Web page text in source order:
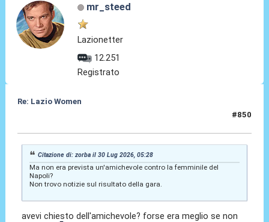
mr_steed
Lazionetter
12.251
Registrato
Re: Lazio Women
#850
Citazione di: zorba il 30 Lug 2026, 05:28
Ma non era prevista un'amichevole contro la femminile del
Napoli?
Non trovo notizie sul risultato della gara.
avevi chiesto dell'amichevole? forse era meglio se non